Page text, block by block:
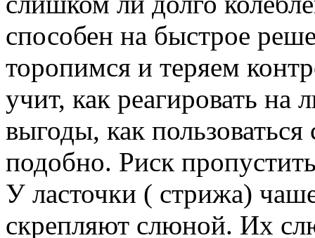
способен на быстрое
торопимся и теряем
учит, как реагировать на
выгоды, как
подобно. Риск
У ласточки ( стрижа)
скрепляют слюной. Их